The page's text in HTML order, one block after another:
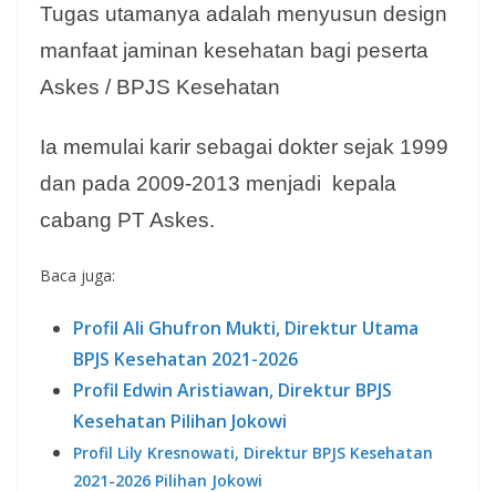
Tugas utamanya adalah menyusun design
manfaat jaminan kesehatan bagi peserta
Askes / BPJS Kesehatan
Ia memulai karir sebagai dokter sejak 1999
dan pada 2009-2013 menjadi kepala
cabang PT Askes.
Baca juga:
Profil Ali Ghufron Mukti, Direktur Utama
BPJS Kesehatan 2021-2026
Profil Edwin Aristiawan, Direktur BPJS
Kesehatan Pilihan Jokowi
Profil Lily Kresnowati, Direktur BPJS Kesehatan
2021-2026 Pilihan Jokowi